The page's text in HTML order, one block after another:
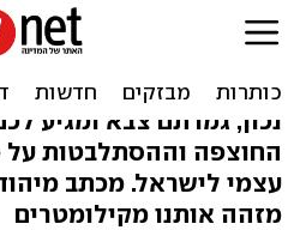
לישראלי
נכון, גמרתם צבא ומגיע
החוצפה וההסתלבטות על
עצמי לישראל. מכתב
מזהה אותנו מקילומטרים